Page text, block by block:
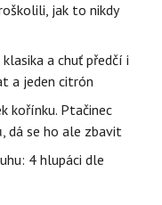
jak to nikdy
a chuť předčí i
a jeden citrón
kořínku. Ptačinec
dá se ho ale zbavit
4 hlupáci dle